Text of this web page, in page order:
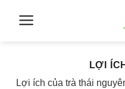
LỢI
Lợi ích của trà thái